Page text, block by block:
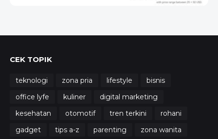
CEK TOPIK
teknologi zona pria lifestyle
bisnis
office lyfe
kuliner
digital marketing
kesehatan
otomotif tren terkini
rohani
gadget
tips a-z parenting
zona wanita